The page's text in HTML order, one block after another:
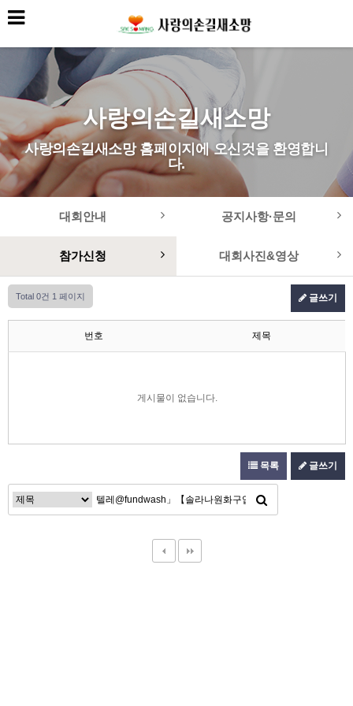
사랑의손길새소망
사랑의손길새소망 홈페이지에 오신것을 환영합니
다.
대회안내 공지사항·문의
참가신청 대회사진&영상
Total 0건 1 페이지 글쓰기
번호 제목
게시물이 없습니다.
목록 글쓰기